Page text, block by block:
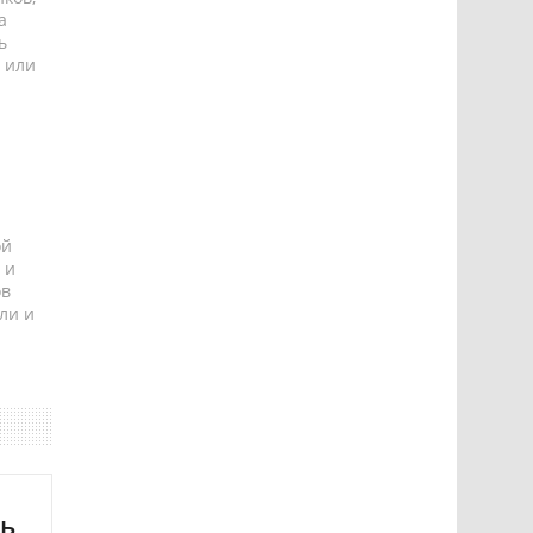
или
и
и